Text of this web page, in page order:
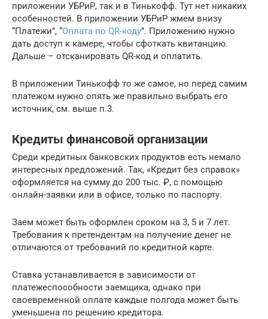
приложении УБРиР, так и в Тинькофф. Тут нет никаких
особенностей. В приложении УБРиР жмем внизу
“Платежи”, “Оплата по QR-коду”. Приложению нужно
дать доступ к камере, чтобы сфоткать квитанцию.
Дальше – отсканировать QR-код и оплатить.
В приложении Тинькофф то же самое, но перед самим
платежом нужно опять же правильно выбрать его
источник, см. выше п.3.
Кредиты финансовой организации
Среди кредитных банковских продуктов есть немало
интересных предложений. Так, «Кредит без справок»
оформляется на сумму до 200 тыс. ₽, с помощью
онлайн-заявки или в офисе, только по паспорту.
Заем может быть оформлен сроком на 3, 5 и 7 лет.
Требования к претендентам на получение денег не
отличаются от требований по кредитной карте.
Ставка устанавливается в зависимости от
платежеспособности заемщика, однако при
своевременной оплате каждые полгода может быть
уменьшена по решению кредитора.